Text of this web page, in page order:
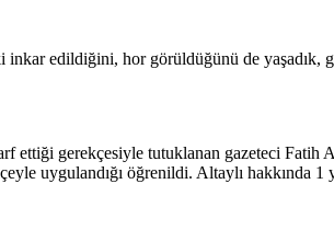
edildiğini, hor görüldüğünü de yaşadık,
gerekçesiyle tutuklanan gazeteci Fatih
uygulandığı öğrenildi. Altaylı hakkında 1